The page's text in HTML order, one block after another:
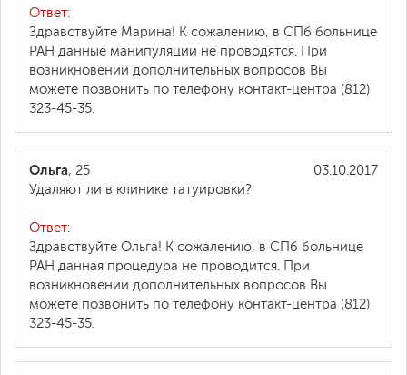
Ответ:
Здравствуйте Марина! К сожалению, в СПб больнице
РАН данные манипуляции не проводятся. При
возникновении дополнительных вопросов Вы
можете позвонить по телефону контакт-центра (812)
323-45-35.
03.10.2017
Ольга, 25
Удаляют ли в клинике татуировки?
Ответ:
Здравствуйте Ольга! К сожалению, в СПб больнице
РАН данная процедура не проводится. При
возникновении дополнительных вопросов Вы
можете позвонить по телефону контакт-центра (812)
323-45-35.